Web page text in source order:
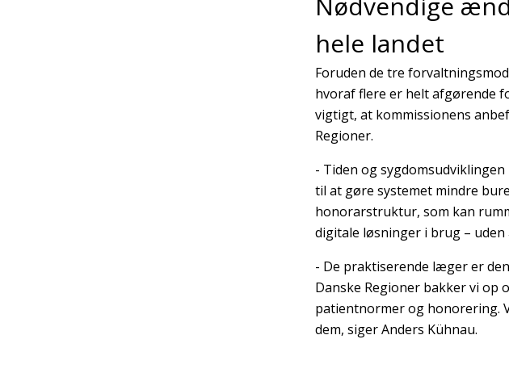
hele landet
Foruden de tre
hvoraf flere er helt afgørende
vigtigt, at kommissionens
Regioner.
- Tiden og
til at gøre systemet mindre
honorarstruktur, som kan
digitale løsninger i brug –
- De praktiserende læger er
Danske Regioner bakker vi
patientnormer og honorering.
dem, siger Anders Kühnau.